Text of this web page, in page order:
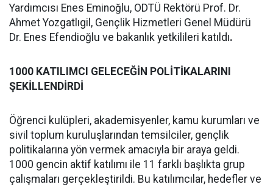
Yardımcısı Enes Eminoğlu, ODTÜ Rektörü Prof. Dr.
Ahmet Yozgatlıgil, Gençlik Hizmetleri Genel Müdürü
Dr. Enes Efendioğlu ve bakanlık yetkilileri katıldı.
1000 KATILIMCI GELECEĞİN POLİTİKALARINI
ŞEKİLLENDİRDİ
Öğrenci kulüpleri, akademisyenler, kamu kurumları ve
sivil toplum kuruluşlarından temsilciler, gençlik
politikalarına yön vermek amacıyla bir araya geldi.
1000 gencin aktif katılımı ile 11 farklı başlıkta grup
çalışmaları gerçekleştirildi. Bu katılımcılar, hedefler ve